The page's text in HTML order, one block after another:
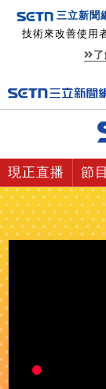
三立新聞
技術來改善使用
現正直播 節目